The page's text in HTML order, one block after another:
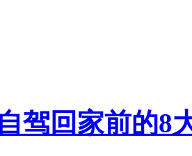
驾回家前的8